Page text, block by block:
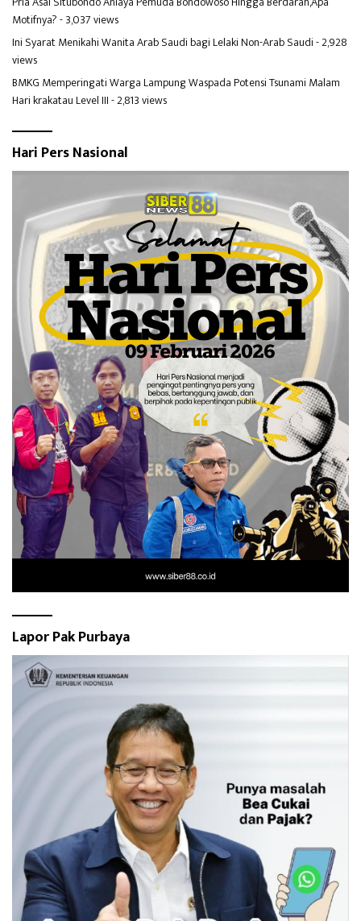
Motifnya?- 3,037 views
Ini Syarat Menikahi Wanita Arab Saudi bagi Lelaki Non-Arab Saudi- 2,928
views
BMKG Memperingati Warga Lampung Waspada Potensi Tsunami Malam
Hari krakatau Level III- 2,813 views
Hari Pers Nasional
Lapor Pak Purbaya